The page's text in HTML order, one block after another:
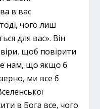
в вас
чого лиш
для вас». Він
щоб повірити
нам, що якщо б
ми все б
в Бога все, чого